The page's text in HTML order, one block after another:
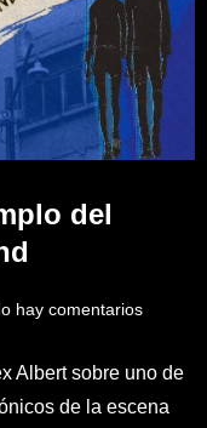
del
hay comentarios
Albert sobre uno de
de la escena